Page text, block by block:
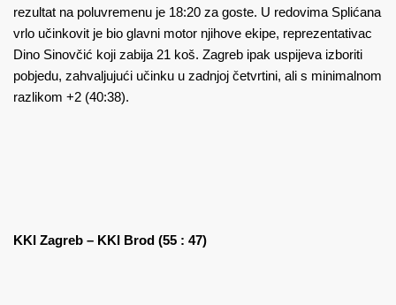
rezultat na poluvremenu je 18:20 za goste. U redovima Splićana
vrlo učinkovit je bio glavni motor njihove ekipe, reprezentativac
Dino Sinovčić koji zabija 21 koš. Zagreb ipak uspijeva izboriti
pobjedu, zahvaljujući učinku u zadnjoj četvrtini, ali s minimalnom
razlikom +2 (40:38).
KKI Zagreb – KKI Brod (55 : 47)